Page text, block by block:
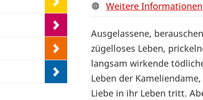
Weitere Informationen
Ausgelassene,
zügelloses Leben,
langsam wirkende
Leben der
Liebe in ihr Leben tritt.